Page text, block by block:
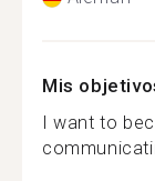
Mis
I want to